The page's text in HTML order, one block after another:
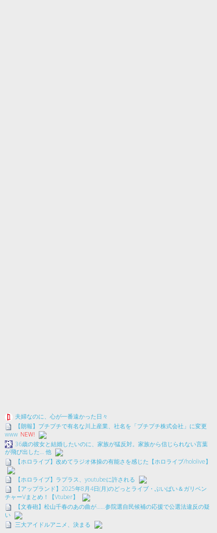
夫婦なのに、心が一番遠かった日々
【朗報】プチプチで有名な川上産業、社名を「プチプチ株式会社」に変更
www NEW!
36歳の彼女と結婚したいのに、家族が猛反対。家族から信じられない言葉
が飛び出した… 他
【ホロライブ】改めてラジオ体操の有能さを感じた【ホロライブ/hololive】
【ホロライブ】ラプラス、youtubeに許される
【アップランド】2025年8月4日(月)のどっとライブ・ぶいぱい＆ガリベン
チャーVまとめ！【Vtuber】
【文春砲】松山千春のあの曲が……参院選自民候補の応援で公選法違反の疑
い
三大アイドルアニメ、決まる